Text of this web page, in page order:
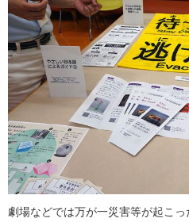
劇場などでは万が一災害等が起こ